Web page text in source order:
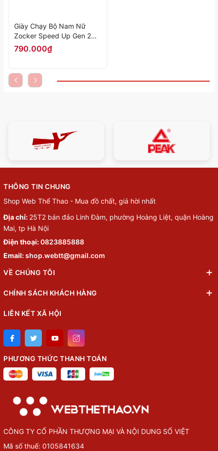
Giày Chạy Bộ Nam Nữ
Zocker Speed Up Gen 2
màu "Be" Z-SU-G2-03 -
Hàng Chính Hãng
790.000₫
THÔNG TIN CHUNG
Shop Web Thể Thao - Mua đồ chất, giá hời nhất
Địa chỉ: 25T2 bán đảo Linh Đàm, phường Hoàng Liệt, quận Hoàng
Mai, tp Hà Nội
Điện thoại:0823885888
Email:shop.webtt@gmail.com
VỀ CHÚNG TÔI
CHÍNH SÁCH KHÁCH HÀNG
LIÊN KẾT XÃ HỘI
PHƯƠNG THỨC THANH TOÁN
CÔNG TY CỔ PHẦN THƯỢNG MẠI VÀ NỘI DUNG SỐ VIỆT
Mã số thuế: 0105841634